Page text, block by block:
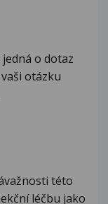
o dotaz
otázku
této
léčbu jako